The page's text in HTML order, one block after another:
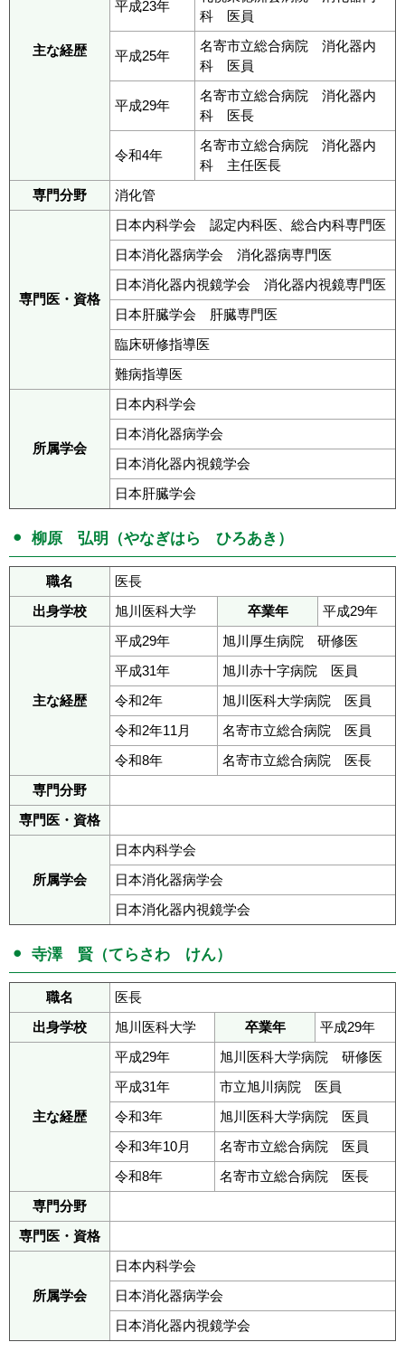
主な経歴
平成23年
科 医員
平成25年
名寄市立総合病院 消化器内
科 医員
平成29年
名寄市立総合病院 消化器内
科 医長
令和4年
名寄市立総合病院 消化器内
科 主任医長
専門分野
消化管
専門医・資格
日本内科学会 認定内科医、総合内科専門医
日本消化器病学会 消化器病専門医
日本消化器内視鏡学会 消化器内視鏡専門医
日本肝臓学会 肝臓専門医
臨床研修指導医
難病指導医
所属学会
日本内科学会
日本消化器病学会
日本消化器内視鏡学会
日本肝臓学会
柳原 弘明（やなぎはら ひろあき）
職名
医長
出身学校
旭川医科大学 卒業年 平成29年
主な経歴
平成29年
旭川厚生病院 研修医
平成31年
旭川赤十字病院 医員
令和2年
旭川医科大学病院 医員
令和2年11月
名寄市立総合病院 医員
令和8年
名寄市立総合病院 医長
専門分野
専門医・資格
所属学会
日本内科学会
日本消化器病学会
日本消化器内視鏡学会
寺澤 賢（てらさわ けん）
職名
医長
出身学校
旭川医科大学 卒業年 平成29年
主な経歴
平成29年
旭川医科大学病院 研修医
平成31年
市立旭川病院 医員
令和3年
旭川医科大学病院 医員
令和3年10月
名寄市立総合病院 医員
令和8年
名寄市立総合病院 医長
専門分野
専門医・資格
所属学会
日本内科学会
日本消化器病学会
日本消化器内視鏡学会